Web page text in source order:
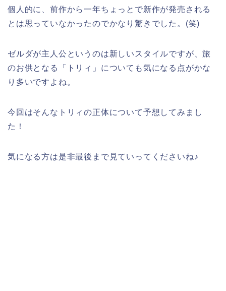
個人的に、前作から一年ちょっとで新作が発売される
とは思っていなかったのでかなり驚きでした。(笑)
ゼルダが主人公というのは新しいスタイルですが、旅
のお供となる「トリィ」についても気になる点がかな
り多いですよね。
今回はそんなトリィの正体について予想してみまし
た！
気になる方は是非最後まで見ていってくださいね♪